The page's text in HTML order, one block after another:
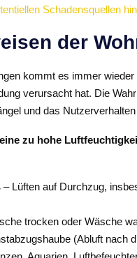
Schadensquellen
der
kommt es immer
verursacht hat. Die
und das
zu hohe
Lüften auf Durchzug,
trocken oder Wäsche
(Abluft nach